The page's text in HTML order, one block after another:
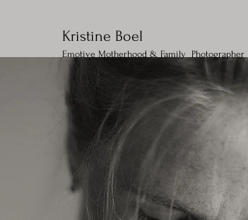
Kristine Boel
Emotive Motherhood & Family Photographer